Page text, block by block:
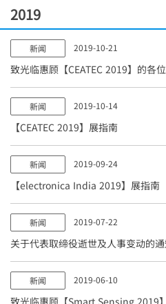
2019
新闻 2019-10-21
致光临惠顾【CEATEC 2019】的各位
新闻 2019-10-14
【CEATEC 2019】展指南
新闻 2019-09-24
【electronica India 2019】展指南
新闻 2019-07-22
关于代表取缔役逝世及人事变动的
新闻 2019-06-10
致光临惠顾【Smart Sensing 2019